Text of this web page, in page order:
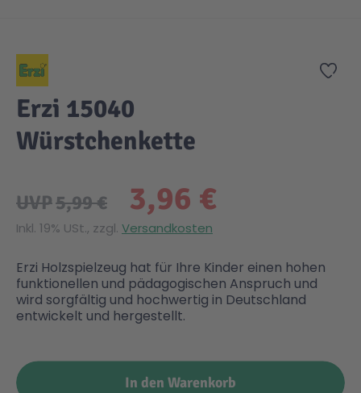
Zur
Erzi 15040
Würstchenkette
3,96 €
UVP5,99 €
Inkl. 19% USt., zzgl. Versandkosten
Erzi Holzspielzeug hat für Ihre Kinder einen hohen
funktionellen und pädagogischen Anspruch und
wird sorgfältig und hochwertig in Deutschland
entwickelt und hergestellt.
In den Warenkorb